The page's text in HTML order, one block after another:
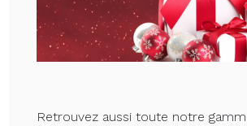
Retrouvez aussi toute notre